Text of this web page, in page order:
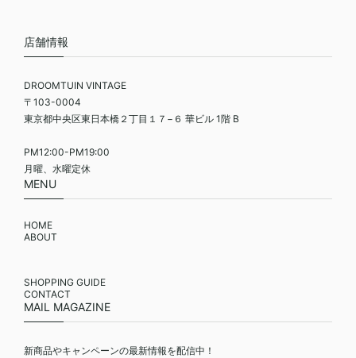
店舗情報
DROOMTUIN VINTAGE
〒103-0004
東京都中央区東日本橋２丁目１７−６ 華ビル 1階 B
PM12:00-PM19:00
月曜、水曜定休
MENU
HOME
ABOUT
SHOPPING GUIDE
CONTACT
MAIL MAGAZINE
新商品やキャンペーンの最新情報を配信中！